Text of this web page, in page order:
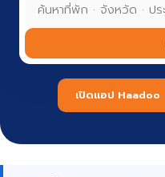
เปิดแอป Haadoo